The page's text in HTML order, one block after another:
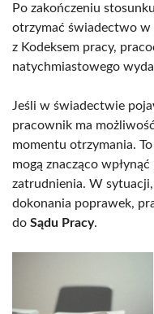
Po zakończeniu
otrzymać świadectwo w
z Kodeksem pracy,
natychmiastowego
Jeśli w świadectwie
pracownik ma
momentu otrzymania.
mogą znacząco
zatrudnienia. W
dokonania poprawek,
do Sądu Pracy.